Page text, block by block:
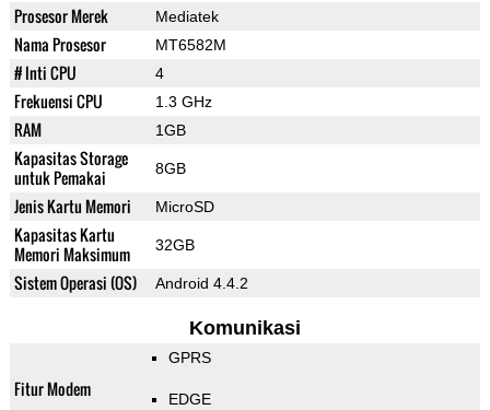
Prosesor Merek Mediatek
Nama Prosesor MT6582M
# Inti CPU 4
Frekuensi CPU 1.3 GHz
RAM 1GB
Kapasitas Storage
untuk Pemakai
8GB
Jenis Kartu Memori MicroSD
Kapasitas Kartu
Memori Maksimum
32GB
Sistem Operasi (OS) Android 4.4.2
Komunikasi
Fitur Modem
GPRS
EDGE